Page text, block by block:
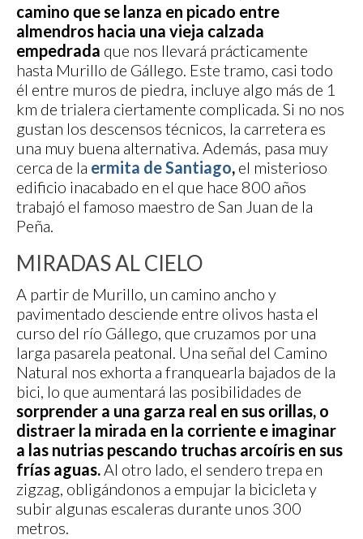
camino que se lanza en picado entre
almendros hacia una vieja calzada
empedrada que nos llevará prácticamente
hasta Murillo de Gállego. Este tramo, casi todo
él entre muros de piedra, incluye algo más de 1
km de trialera ciertamente complicada. Si no nos
gustan los descensos técnicos, la carretera es
una muy buena alternativa. Además, pasa muy
cerca de la ermita de Santiago, el misterioso
edificio inacabado en el que hace 800 años
trabajó el famoso maestro de San Juan de la
Peña.
MIRADAS AL CIELO
A partir de Murillo, un camino ancho y
pavimentado desciende entre olivos hasta el
curso del río Gállego, que cruzamos por una
larga pasarela peatonal. Una señal del Camino
Natural nos exhorta a franquearla bajados de la
bici, lo que aumentará las posibilidades de
sorprender a una garza real en sus orillas, o
distraer la mirada en la corriente e imaginar
a las nutrias pescando truchas arcoíris en sus
frías aguas.Al otro lado, el sendero trepa en
zigzag, obligándonos a empujar la bicicleta y
subir algunas escaleras durante unos 300
metros.